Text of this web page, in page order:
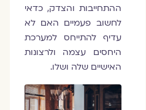
ההתחייבות והצדק, כדאי
לחשוב פעמיים האם לא
עדיף להתייחס למערכת
היחסים עצמה ולרצונות
האישיים שלה ושלו.